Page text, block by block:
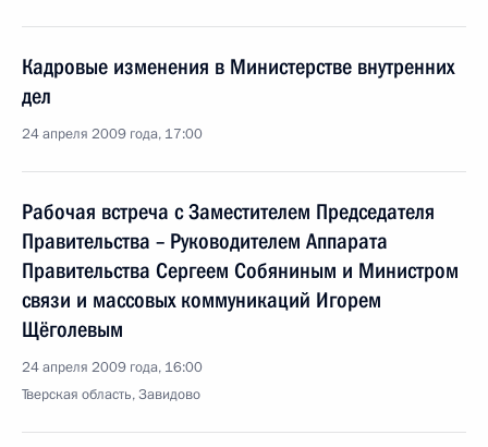
Кадровые изменения в Министерстве внутренних
дел
24 апреля 2009 года, 17:00
Рабочая встреча с Заместителем Председателя
Правительства – Руководителем Аппарата
Правительства Сергеем Собяниным и Министром
связи и массовых коммуникаций Игорем
Щёголевым
24 апреля 2009 года, 16:00
Тверская область, Завидово